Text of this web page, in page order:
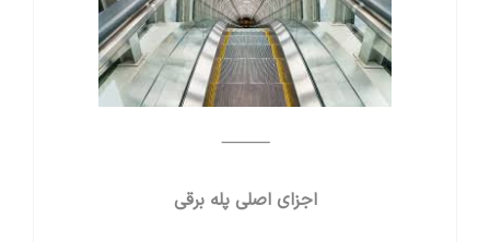
⸻
اجزای اصلی پله برقی